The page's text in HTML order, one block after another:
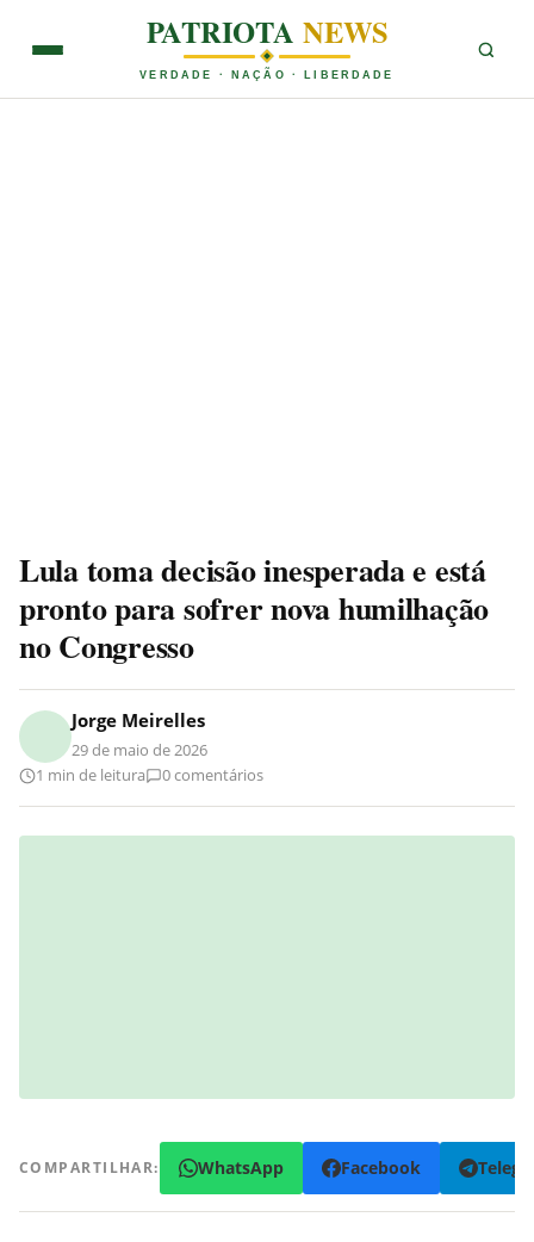
PATRIOTANEWS
VERDADE · NAÇÃO · LIBERDADE
Lula toma decisão inesperada e está
pronto para sofrer nova humilhação
no Congresso
Jorge Meirelles
29 de maio de 2026
1 min de leitura
0 comentários
COMPARTILHAR: WhatsApp Facebook